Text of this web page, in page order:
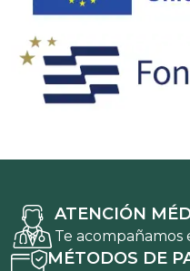
ATENCIÓN
Te
MÉTODOS DE